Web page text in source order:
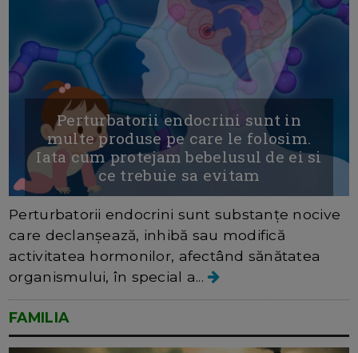
Perturbatorii endocrini sunt in
multe produse pe care le folosim.
Iata cum protejam bebelusul de ei si
ce trebuie sa evitam
Perturbatorii endocrini sunt substanțe nocive
care declanșează, inhibă sau modifică
activitatea hormonilor, afectând sănătatea
organismului, în special a...
FAMILIA